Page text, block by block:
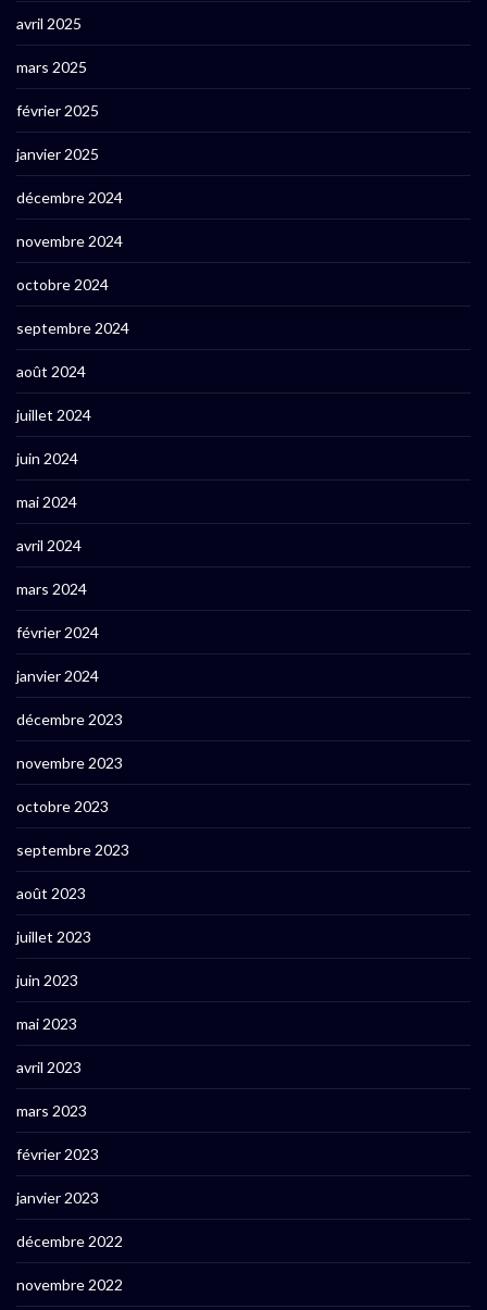
avril 2025
mars 2025
février 2025
janvier 2025
décembre 2024
novembre 2024
octobre 2024
septembre 2024
août 2024
juillet 2024
juin 2024
mai 2024
avril 2024
mars 2024
février 2024
janvier 2024
décembre 2023
novembre 2023
octobre 2023
septembre 2023
août 2023
juillet 2023
juin 2023
mai 2023
avril 2023
mars 2023
février 2023
janvier 2023
décembre 2022
novembre 2022